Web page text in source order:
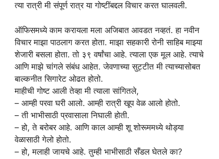
त्या रात्री मी संपूर्ण रात्र या गोष्टींबद्दल विचार करत घालवली.
ऑफिसमध्ये काम करायला मला अजिबात आवडत नव्हतं. हा नवीन
विचार माझा पाठलाग करत होता. माझा सहकारी रोनी साहिब माझ्या
शेजारी बसला होता. तो ३९ वर्षांचा आहे. त्याला एक मूल आहे. त्याचे
आणि माझे चांगले संबंध आहेत. जेवणाच्या सुट्टीत मी त्याच्यासोबत
बाल्कनीत सिगारेट ओढत होतो.
माहीची गोष्ट आली तेव्हा मी त्याला सांगितले,
– आम्ही परवा घरी आलो. आम्ही रात्री खूप वेळ आलो होतो.
– ती भाभीसाठी प्रवासाला निघाली होती.
– हो, ते बरोबर आहे. आणि काल आम्ही शू शोरूममध्ये थोड्या
वेळासाठी गेलो होतो.
– हो, मलाही जायचे आहे. तुम्ही भाभीसाठी सँडल घेतले का?